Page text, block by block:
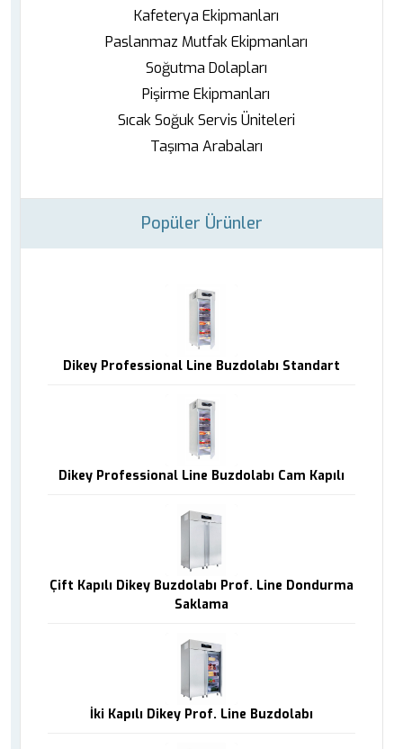
Kafeterya Ekipmanları
Paslanmaz Mutfak Ekipmanları
Soğutma Dolapları
Pişirme Ekipmanları
Sıcak Soğuk Servis Üniteleri
Taşıma Arabaları
Popüler Ürünler
Dikey Professional Line Buzdolabı Standart
Dikey Professional Line Buzdolabı Cam Kapılı
Çift Kapılı Dikey Buzdolabı Prof. Line Dondurma
Saklama
İki Kapılı Dikey Prof. Line Buzdolabı